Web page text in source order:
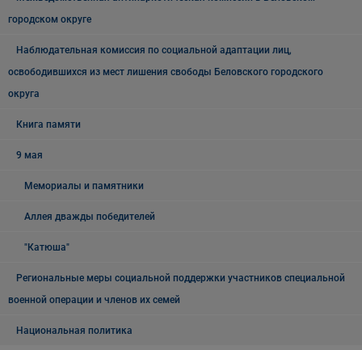
городском округе
Наблюдательная комиссия по социальной адаптации лиц,
освободившихся из мест лишения свободы Беловского городского
округа
Книга памяти
9 мая
Мемориалы и памятники
Аллея дважды победителей
"Катюша"
Региональные меры социальной поддержки участников специальной
военной операции и членов их семей
Национальная политика